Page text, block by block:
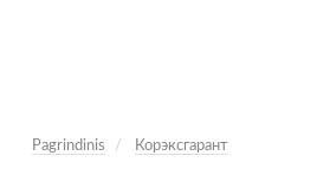
Pagrindinis Корэксгарант